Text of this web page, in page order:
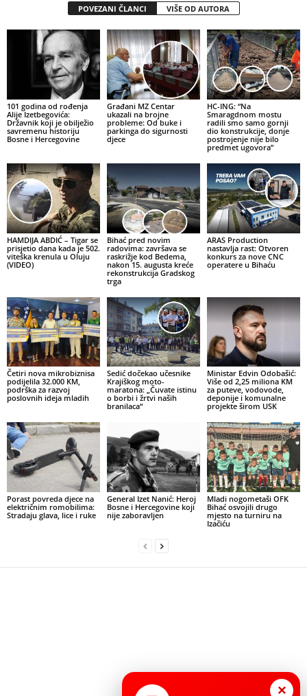
POVEZANI ČLANCI VIŠE OD AUTORA
101 godina od rođenja
Alije Izetbegovića:
Državnik koji je obilježio
savremenu historiju
Bosne i Hercegovine
Građani MZ Centar
ukazali na brojne
probleme: Od buke i
parkinga do sigurnosti
djece
HC-ING: “Na
Smaragdnom mostu
radili smo samo gornji
dio konstrukcije, donje
postrojenje nije bilo
predmet ugovora”
HAMDIJA ABDIĆ – Tigar se
prisjetio dana kada je 502.
viteška krenula u Oluju
(VIDEO)
Bihać pred novim
radovima: završava se
raskrižje kod Bedema,
nakon 15. augusta kreće
rekonstrukcija Gradskog
trga
ARAS Production
nastavlja rast: Otvoren
konkurs za nove CNC
operatere u Bihaću
Četiri nova mikrobiznisa
podijelila 32.000 KM,
podrška za razvoj
poslovnih ideja mladih
Sedić dočekao učesnike
Krajiškog moto-
maratona: „Čuvate istinu
o borbi i žrtvi naših
branilaca“
Ministar Edvin Odobašić:
Više od 2,25 miliona KM
za puteve, vodovode,
deponije i komunalne
projekte širom USK
Porast povreda djece na
električnim romobilima:
Stradaju glava, lice i ruke
General Izet Nanić: Heroj
Bosne i Hercegovine koji
nije zaboravljen
Mladi nogometaši OFK
Bihać osvojili drugo
mjesto na turniru na
Izačiću
×